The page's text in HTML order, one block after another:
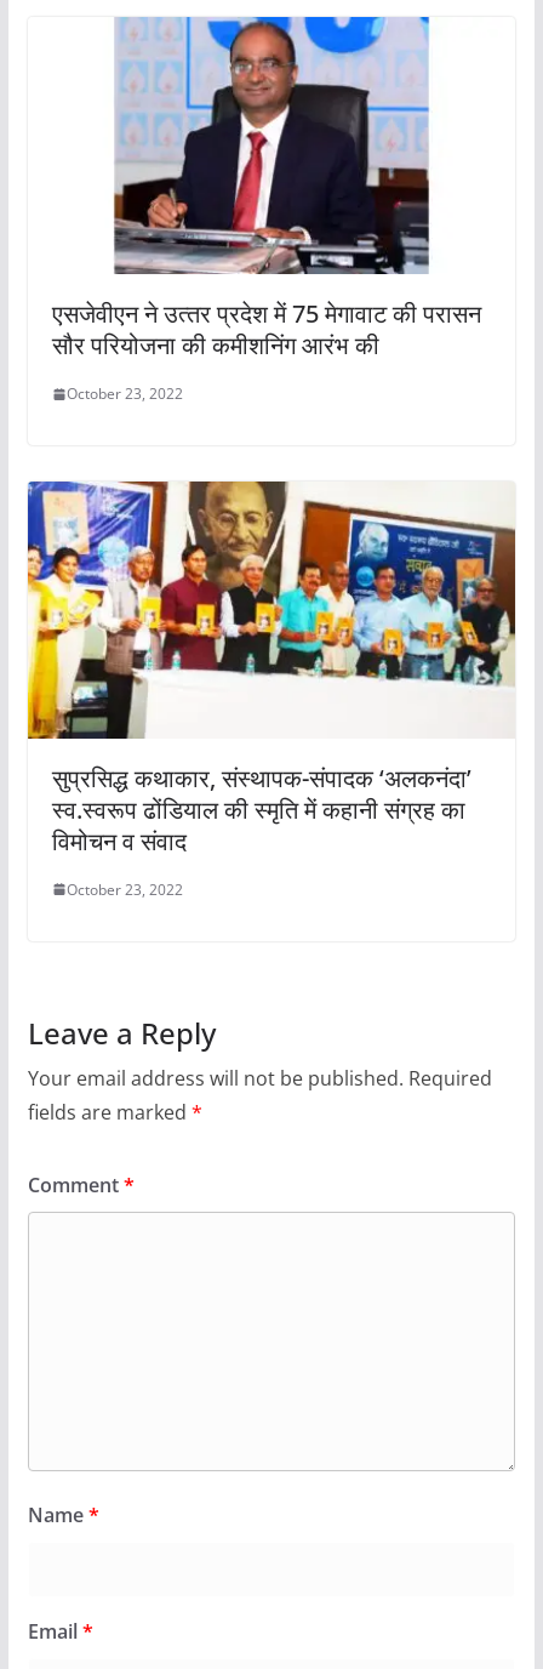
एसजेवीएन ने उत्‍तर प्रदेश में 75 मेगावाट की परासन
सौर परियोजना की कमीशनिंग आरंभ की
October 23, 2022
सुप्रसिद्ध कथाकार, संस्थापक-संपादक ‘अलकनंदा’
स्व.स्वरूप ढोंडियाल की स्मृति में कहानी संग्रह का
विमोचन व संवाद
October 23, 2022
Leave a Reply
Your email address will not be published. Required
fields are marked *
Comment*
Name*
Email*